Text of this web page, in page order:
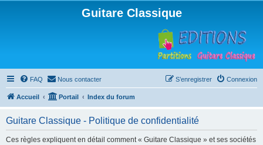
Guitare Classique
FAQ Nous contacter Connexion
S’enregistrer
Accueil Portail Index du forum
Guitare Classique - Politique de confidentialité
Ces règles expliquent en détail comment « Guitare Classique » et ses sociétés